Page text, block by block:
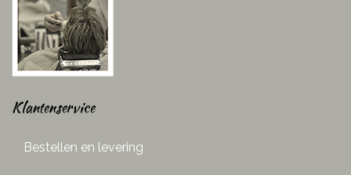
Klantenservice
Bestellen en levering